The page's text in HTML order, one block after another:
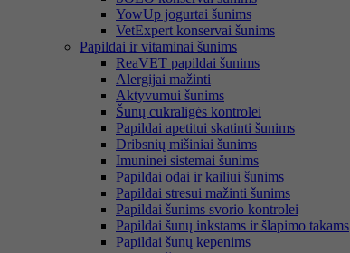
YowUp jogurtai šunims
VetExpert konservai šunims
Papildai ir vitaminai šunims
ReaVET papildai šunims
Alergijai mažinti
Aktyvumui šunims
Šunų cukraligės kontrolei
Papildai apetitui skatinti šunims
Dribsnių mišiniai šunims
Imuninei sistemai šunims
Papildai odai ir kailiui šunims
Papildai stresui mažinti šunims
Papildai šunims svorio kontrolei
Papildai šunų inkstams ir šlapimo takams
Papildai šunų kepenims